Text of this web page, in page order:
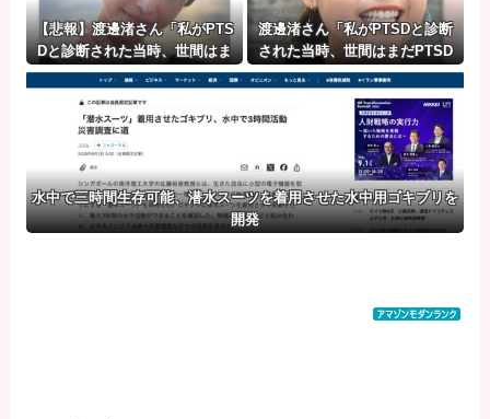
【悲報】渡邊渚さん「私がPTS
Dと診断された当時、世間はま
だPTSDという言葉は浸透され
ていませんでした」
渡邊渚さん「私がPTSDと診断
された当時、世間はまだPTSD
という言葉は浸透されていませ
んでした」
水中で三時間生存可能、潜水スーツを着用させた水中用ゴキブリを
開発